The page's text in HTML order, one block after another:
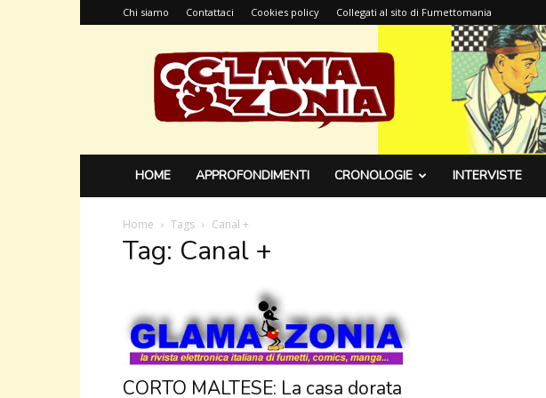
Chi siamo Contattaci Cookies policy Collegati al sito di Fumettomania
Glamazonia,
il
blog
HOME APPROFONDIMENTI CRONOLOGIE INTERVISTE
Home Tags Canal +
Tag: Canal +
CORTO MALTESE: La casa dorata